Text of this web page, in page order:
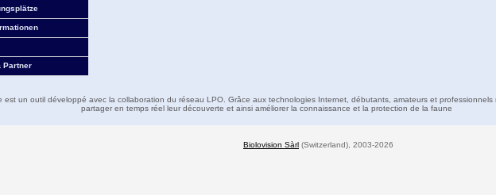
Partner
est un outil développé avec la collaboration du réseau LPO. Grâce aux technologies Internet, débutants, amateurs et professionnels
partager en temps réel leur découverte et ainsi améliorer la connaissance et la protection de la faune
Biolovision Sàrl (Switzerland), 2003-2026